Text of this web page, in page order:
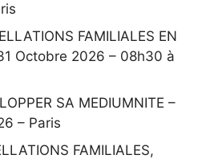
FAMILIALES EN
Octobre 2026 – 08h30 à
SA MEDIUMNITE –
– Paris
FAMILIALES,